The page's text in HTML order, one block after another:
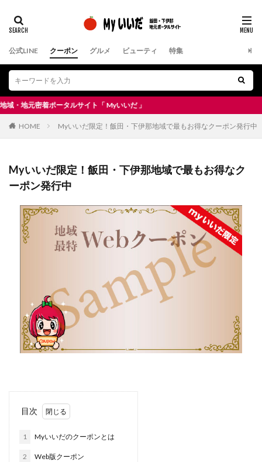
公式LINE クーポン グルメ ビューティ 特集
着ポータルサイト「 Myいいだ 」
HOME Myいいだ限定！飯田・下伊那地域で最もお得なクーポン発行中
Myいいだ限定！飯田・下伊那地域で最もお得なク
ーポン発行中
目次
1 Myいいだのクーポンとは
2 Web版クーポン